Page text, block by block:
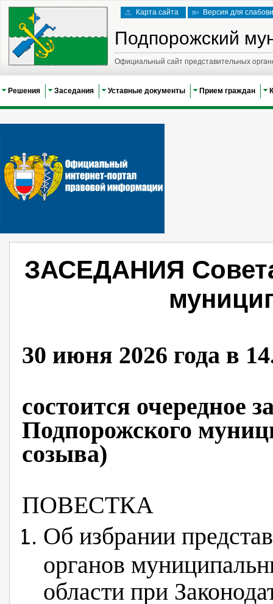
Карта сайта Версия для
Подпорожский
Официальный сайт представительных
Решения Заседания Уставные документы Прием граждан
ЗАСЕДАНИЯ
30 июня 2026 года в
состоится очередное
Подпорожского
созыва)
ПОВЕСТКА
Об избрании
органов
области при